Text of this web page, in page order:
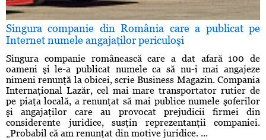
Singura companie din România care a publicat pe
Internet numele angajaţilor periculoşi
Singura companie românească care a dat afară 100 de
oameni şi le-a publicat numele ca să nu-i mai angajeze
nimeni renunţă la obicei, scrie Business Magazin. Compania
Internaţional Lazăr, cel mai mare transportator rutier de
pe piaţa locală, a renunţat să mai publice numele şoferilor
şi angajaţilor care au provocat prejudicii firmei din
considerente juridice, susţin reprezentanţii companiei.
„Probabil că am renunţat din motive juridice. ...